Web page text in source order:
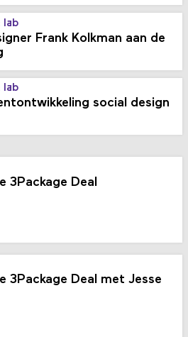
lab
Frank Kolkman aan de
lab
social design
3Package Deal
3Package Deal met Jesse